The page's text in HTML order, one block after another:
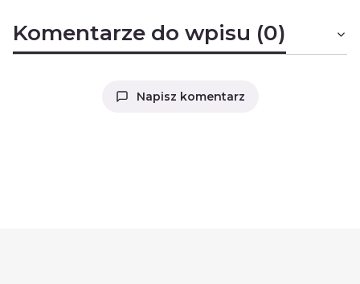
Komentarze do wpisu (0)
Napisz komentarz